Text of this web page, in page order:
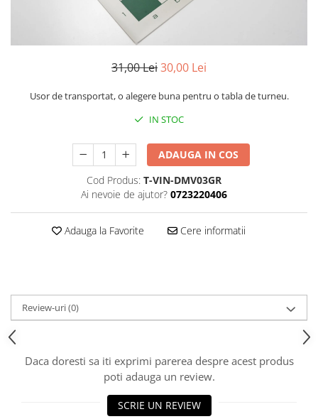
Lemn De Boxwood
Lemn De Carpen (hornbeam)
Lemn De Sheesham
Piese de sah DGT
Piese De Sah Tematice Din Plastic
Piese Din Plastic
Piese sah electronice
Piese Sah Tematice
Piese Sah Tematice Din Metal
Puzzle
Set Sah + Table/backgammon
31,00 Lei30,00 Lei
Usor de transportat, o alegere buna pentru o tabla de turneu.
IN STOC
ADAUGA IN COS
Cod Produs: T-VIN-DMV03GR
Ai nevoie de ajutor? 0723220406
Adauga la Favorite Cere informatii
Review-uri(0)
Daca doresti sa iti exprimi parerea despre acest produs
poti adauga un review.
SCRIE UN REVIEW